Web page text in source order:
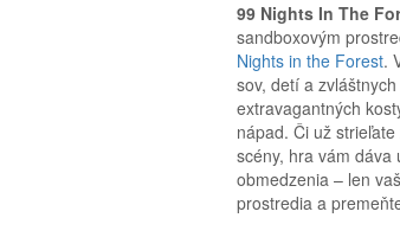
99 Nights In The
sandboxovým
Nights in the Forest.
sov, detí a
extravagantných
nápad. Či už
scény, hra vám dáva
obmedzenia – len
prostredia a